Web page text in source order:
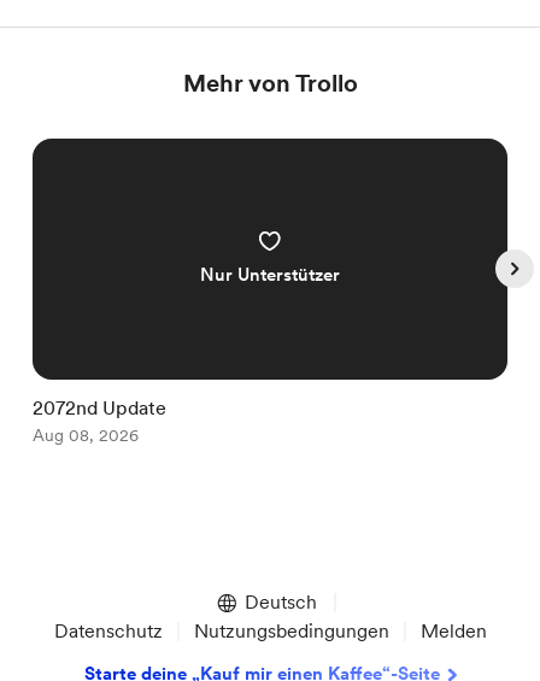
Mehr von Trollo
Nur Unterstützer
2072nd Update
Aug 08, 2026
Deutsch
Datenschutz
Nutzungsbedingungen Melden
Starte deine „Kauf mir einen Kaffee“-Seite